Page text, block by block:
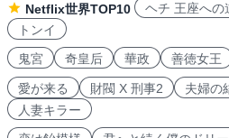
Netflix世界TOP10
ヘチ 王座への
トンイ
鬼宮
奇皇后 華政 善徳女王
愛が来る 財閥 X 刑事2 夫婦の
人妻キラー